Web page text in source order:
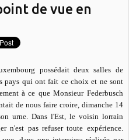
de vue en
possédait deux salles de
pays qui ont fait ce choix et ne sont
à ce que Monsieur Federbusch
de nous faire croire, dimanche 14
urne. Dans l'Est, le voisin lorrain
n'est pas refuser toute expérience.